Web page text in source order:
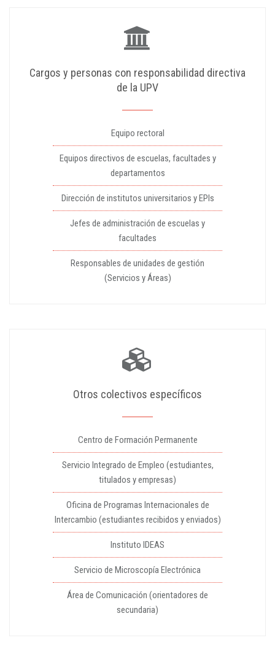
Cargos y personas con responsabilidad directiva
de la UPV
Equipo rectoral
Equipos directivos de escuelas, facultades y
departamentos
Dirección de institutos universitarios y EPIs
Jefes de administración de escuelas y
facultades
Responsables de unidades de gestión
(Servicios y Áreas)
Otros colectivos específicos
Centro de Formación Permanente
Servicio Integrado de Empleo (estudiantes,
titulados y empresas)
Oficina de Programas Internacionales de
Intercambio (estudiantes recibidos y enviados)
Instituto IDEAS
Servicio de Microscopía Electrónica
Área de Comunicación (orientadores de
secundaria)